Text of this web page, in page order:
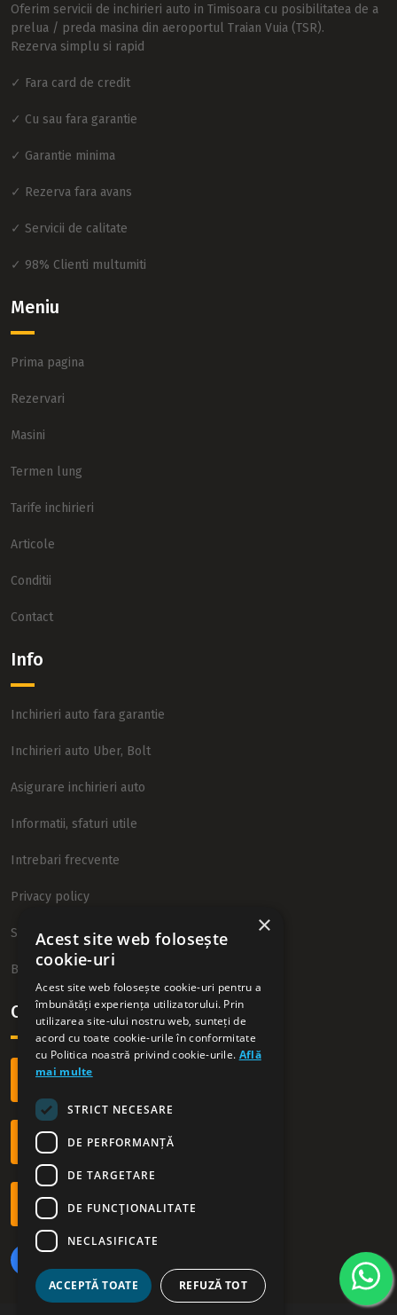
Oferim servicii de inchirieri auto in Timisoara cu posibilitatea de a
prelua / preda masina din aeroportul Traian Vuia (TSR).
Rezerva simplu si rapid
✓ Fara card de credit
✓ Cu sau fara garantie
✓ Garantie minima
✓ Rezerva fara avans
✓ Servicii de calitate
✓ 98% Clienti multumiti
Meniu
Prima pagina
Rezervari
Masini
Termen lung
Tarife inchirieri
Articole
Conditii
Contact
Info
Inchirieri auto fara garantie
Inchirieri auto Uber, Bolt
Asigurare inchirieri auto
Informatii, sfaturi utile
Intrebari frecvente
Privacy policy
Sitemap
Blog
Contact
+40 749 54 09 54
office@westrentacar.ro
Orar: L - D | 09.00 - 21.00
×
Acest site web folosește
cookie-uri
Acest site web folosește cookie-uri pentru a
îmbunătăți experiența utilizatorului. Prin
utilizarea site-ului nostru web, sunteți de
acord cu toate cookie-urile în conformitate
cu Politica noastră privind cookie-urile. Află
mai multe
STRICT NECESARE
DE PERFORMANȚĂ
DE TARGETARE
DE FUNCŢIONALITATE
NECLASIFICATE
ACCEPTĂ TOATE REFUZĂ TOT